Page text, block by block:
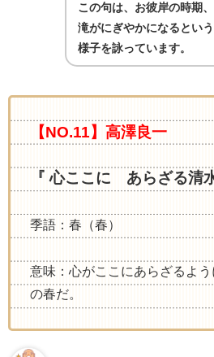
この句は、お彼岸の時期
滝がにぎやかになるとい
様子を詠っています。
【NO.11】高澤良一
『 心ここに あらざる清
季語：春（春）
意味：心がここにあらざるよ
の春だ。